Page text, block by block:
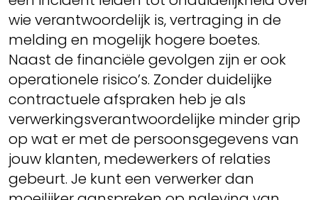
wie verantwoordelijk is, vertraging in de
melding en mogelijk hogere boetes.
Naast de financiële gevolgen zijn er ook
operationele risico’s. Zonder duidelijke
contractuele afspraken heb je als
verwerkingsverantwoordelijke minder grip
op wat er met de persoonsgegevens van
jouw klanten, medewerkers of relaties
gebeurt. Je kunt een verwerker dan